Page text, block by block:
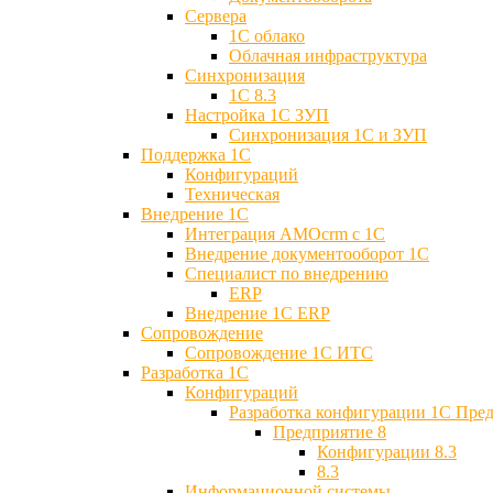
Сервера
1С облако
Облачная инфраструктура
Синхронизация
1С 8.3
Настройка 1С ЗУП
Синхронизация 1С и ЗУП
Поддержка 1С
Конфигураций
Техническая
Внедрение 1С
Интеграция AMOcrm с 1C
Внедрение документооборот 1С
Специалист по внедрению
ERP
Внедрение 1С ERP
Cопровождение
Cопровождение 1С ИТС
Разработка 1C
Конфигураций
Разработка конфигурации 1С
Предприятие 8
Конфигурации 8.3
8.3